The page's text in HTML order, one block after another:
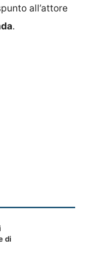
all’attore
.
di